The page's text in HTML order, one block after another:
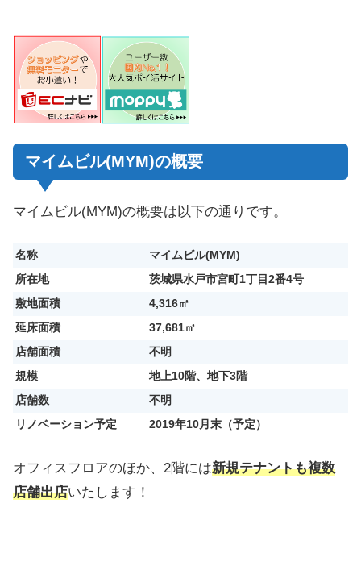
マイムビル(MYM)の概要
マイムビル(MYM)の概要は以下の通りです。
名称
マイムビル(MYM)
所在地
茨城県水戸市宮町1丁目2番4号
敷地面積
4,316㎡
延床面積
37,681㎡
店舗面積
不明
規模
地上10階、地下3階
店舗数
不明
リノベーション予定
2019年10月末（予定）
オフィスフロアのほか、2階には新規テナントも複数
店舗出店いたします！